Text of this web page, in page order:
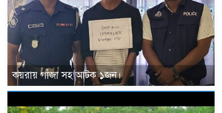
কয়রায় গাঁজা সহ আটক ১জন।